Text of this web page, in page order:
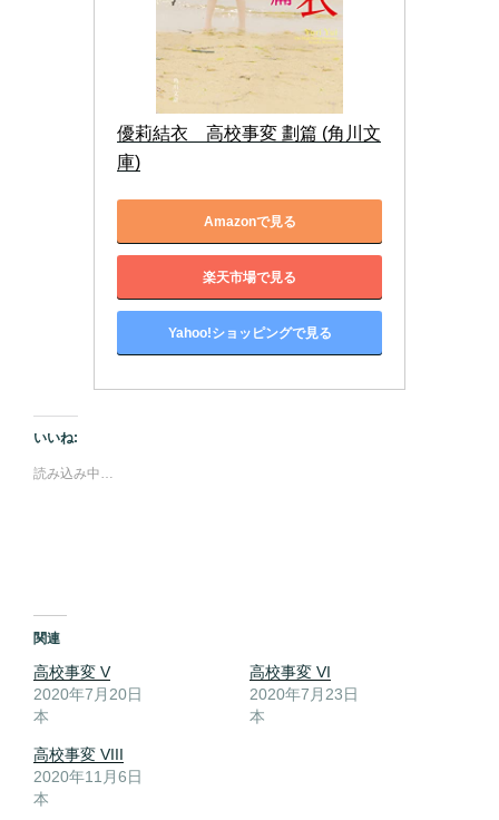
優莉結衣　高校事変 劃篇 (角川文
庫)
Amazonで見る
楽天市場で見る
Yahoo!ショッピングで見る
いいね:
読み込み中…
関連
高校事変 V
2020年7月20日
本
高校事変 VI
2020年7月23日
本
高校事変 VIII
2020年11月6日
本